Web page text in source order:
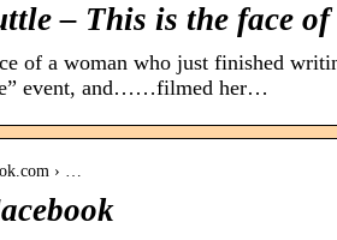
– This is the face
of a woman who just finished
event, and……filmed her…
› …